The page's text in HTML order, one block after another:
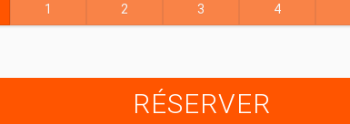
1 2 3 4
RÉSERVER